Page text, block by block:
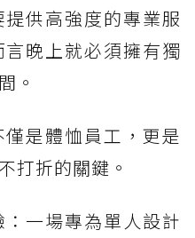
供高強度的專業服
晚上就必須擁有獨
。
是體恤員工，更是
打折的關鍵。
一場專為單人設計